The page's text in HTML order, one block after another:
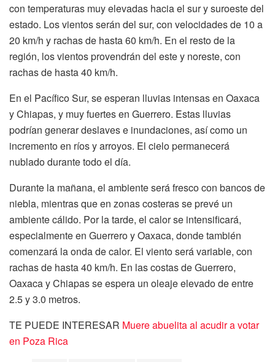
con temperaturas muy elevadas hacia el sur y suroeste del
estado. Los vientos serán del sur, con velocidades de 10 a
20 km/h y rachas de hasta 60 km/h. En el resto de la
región, los vientos provendrán del este y noreste, con
rachas de hasta 40 km/h.
En el Pacífico Sur, se esperan lluvias intensas en Oaxaca
y Chiapas, y muy fuertes en Guerrero. Estas lluvias
podrían generar deslaves e inundaciones, así como un
incremento en ríos y arroyos. El cielo permanecerá
nublado durante todo el día.
Durante la mañana, el ambiente será fresco con bancos de
niebla, mientras que en zonas costeras se prevé un
ambiente cálido. Por la tarde, el calor se intensificará,
especialmente en Guerrero y Oaxaca, donde también
comenzará la onda de calor. El viento será variable, con
rachas de hasta 40 km/h. En las costas de Guerrero,
Oaxaca y Chiapas se espera un oleaje elevado de entre
2.5 y 3.0 metros.
TE PUEDE INTERESAR Muere abuelita al acudir a votar
en Poza Rica